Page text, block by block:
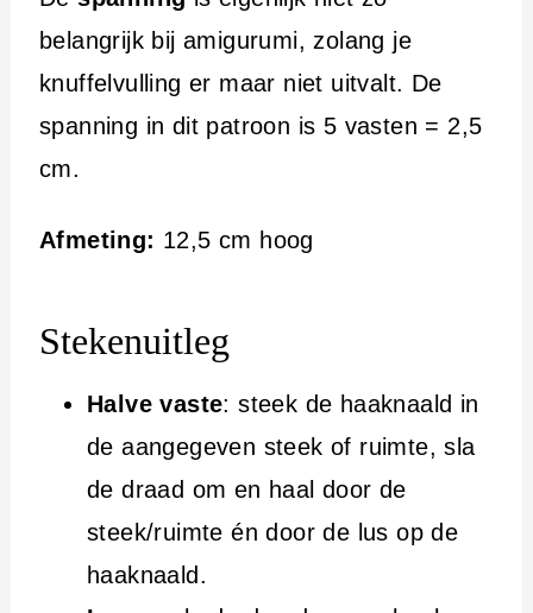
belangrijk bij amigurumi, zolang je
knuffelvulling er maar niet uitvalt. De
spanning in dit patroon is 5 vasten = 2,5
cm.
Afmeting: 12,5 cm hoog
Stekenuitleg
Halve vaste: steek de haaknaald in
de aangegeven steek of ruimte, sla
de draad om en haal door de
steek/ruimte én door de lus op de
haaknaald.